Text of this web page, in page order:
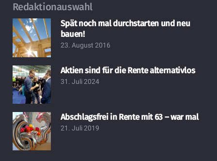
Redaktionauswahl
Spät noch mal durchstarten und neu
bauen!
23. August 2016
Aktien sind für die Rente alternativlos
31. Juli 2024
Abschlagsfrei in Rente mit 63 – war mal
21. Juli 2019